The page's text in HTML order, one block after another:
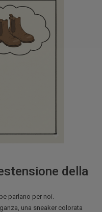
della
parlano per noi.
una sneaker colorata